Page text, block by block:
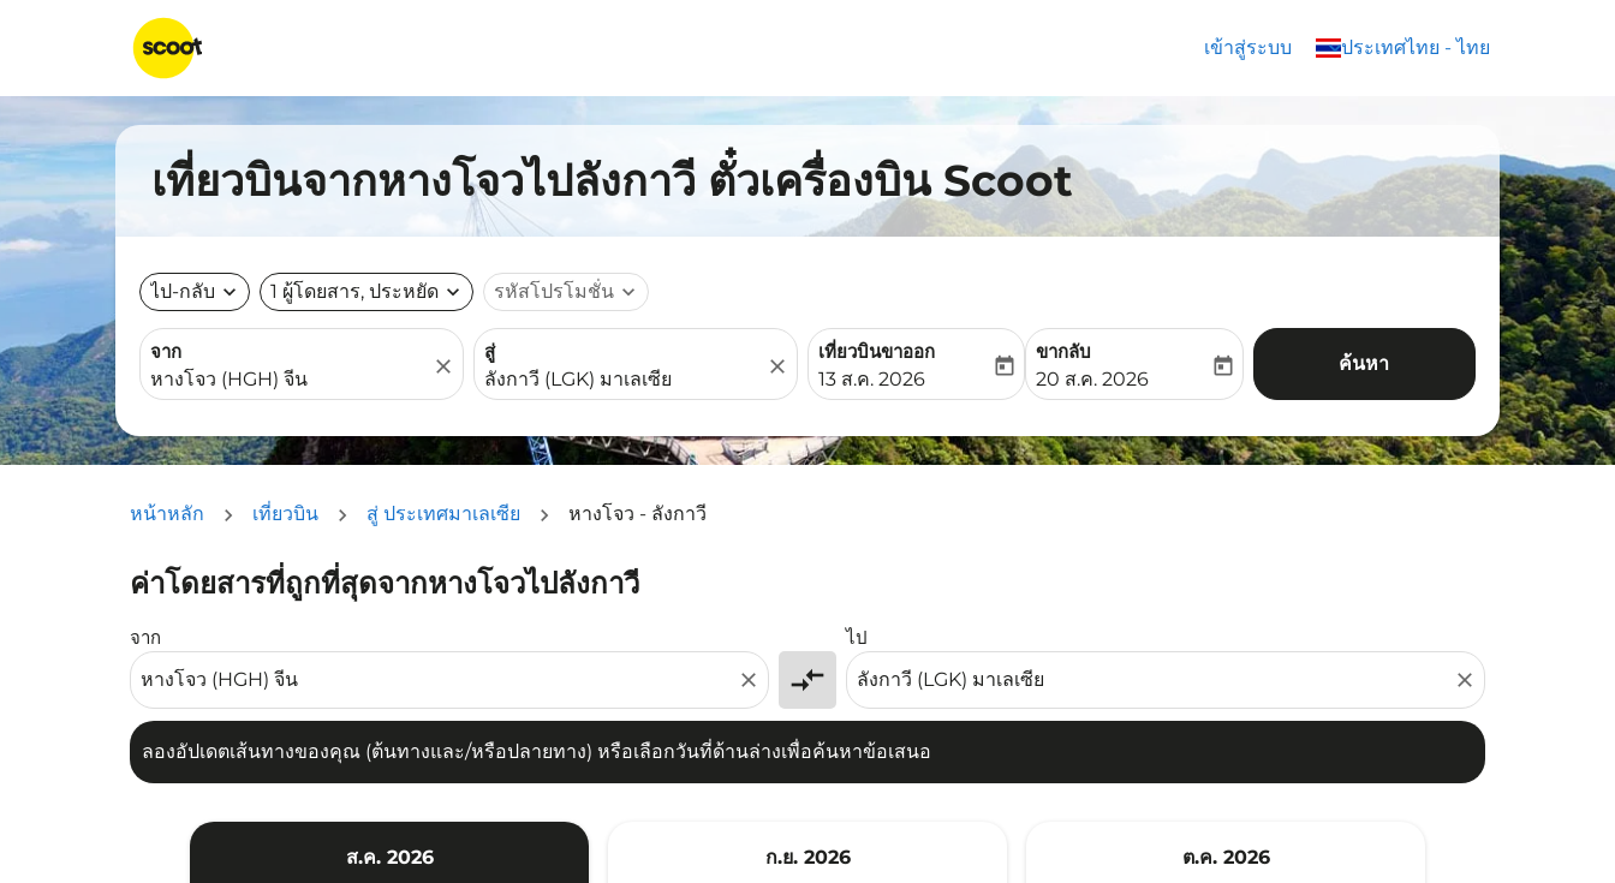
เข้าสู่ระบบ ประเทศไทย - ไทย
keyboard_arrow_down
เที่ยวบินจากหางโจวไปลังกาวี ตั๋วเครื่องบิน Scoot
ไป-กลับ expand_more 1 ผู้โดยสาร, ประหยัด expand_more รหัสโปรโมชั่น expand_more
จาก
close
สู่
close
เที่ยวบินขาออก
fc-booking-departure-date-aria-label
13 ส.ค. 2026
today
ขากลับ
fc-booking-return-date-aria-label
20 ส.ค. 2026
today ค้นหา
หน้าหลัก เที่ยวบิน สู่ ประเทศมาเลเซีย หางโจว - ลังกาวี
ค่าโดยสารที่ถูกที่สุดจากหางโจวไปลังกาวี
จาก
close compare_arrows
ไป
close
ลองอัปเดตเส้นทางของคุณ (ต้นทางและ/หรือปลายทาง) หรือเลือกวันที่ด้านล่างเพื่อค้นหาข้อเสนอ
ลองอัปเดตเส้นทางของคุณ (ต้นทางและ/หรือปลายทาง) หรือเลือกวันที่ด้านล่างเพื่อค้นหาข้อเสนอ
ส.ค. 2026
ก.ย. 2026
ต.ค. 2026